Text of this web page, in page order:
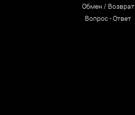
Обмен / Возврат
Вопрос - Ответ